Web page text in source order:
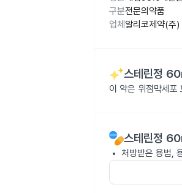
구분전문의약품
업체 알리코제약(주)
스테린정
이 약은 위점막세포
스테린정
처방받은 용법,